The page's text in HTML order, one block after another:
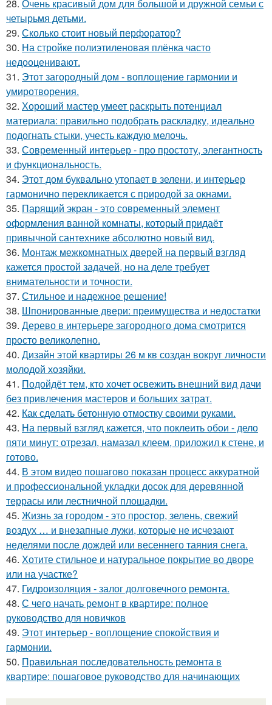
28. Очень красивый дом для большой и дружной семьи с
четырьмя детьми.
29. Сколько стоит новый перфоратор?
30. На стройке полиэтиленовая плёнка часто
недооценивают.
31. Этот загородный дом - воплощение гармонии и
умиротворения.
32. Хороший мастер умеет раскрыть потенциал
материала: правильно подобрать раскладку, идеально
подогнать стыки, учесть каждую мелочь.
33. Современный интерьер - про простоту, элегантность
и функциональность.
34. Этот дом буквально утопает в зелени, и интерьер
гармонично перекликается с природой за окнами.
35. Парящий экран - это современный элемент
оформления ванной комнаты, который придаёт
привычной сантехнике абсолютно новый вид.
36. Монтаж межкомнатных дверей на первый взгляд
кажется простой задачей, но на деле требует
внимательности и точности.
37. Стильное и надежное решение!
38. Шпонированные двери: преимущества и недостатки
39. Дерево в интерьере загородного дома смотрится
просто великолепно.
40. Дизайн этой квартиры 26 м кв создан вокруг личности
молодой хозяйки.
41. Подойдёт тем, кто хочет освежить внешний вид дачи
без привлечения мастеров и больших затрат.
42. Как сделать бетонную отмостку своими руками.
43. На первый взгляд кажется, что поклеить обои - дело
пяти минут: отрезал, намазал клеем, приложил к стене, и
готово.
44. В этом видео пошагово показан процесс аккуратной
и профессиональной укладки досок для деревянной
террасы или лестничной площадки.
45. Жизнь за городом - это простор, зелень, свежий
воздух … и внезапные лужи, которые не исчезают
неделями после дождей или весеннего таяния снега.
46. Хотите стильное и натуральное покрытие во дворе
или на участке?
47. Гидроизоляция - залог долговечного ремонта.
48. С чего начать ремонт в квартире: полное
руководство для новичков
49. Этот интерьер - воплощение спокойствия и
гармонии.
50. Правильная последовательность ремонта в
квартире: пошаговое руководство для начинающих